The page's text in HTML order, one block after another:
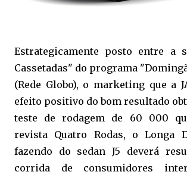
Estrategicamente posto entre a
Cassetadas" do programa
(Rede Globo), o marketing que a
efeito positivo do bom resultado
teste de rodagem de 60 000
revista Quatro Rodas, o Longa
fazendo do sedan J5 deverá
corrida de consumidores